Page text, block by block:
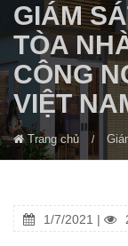
GIÁM
TÒA
CÔNG
VIỆT
Trang chủ
1/7/2021 |